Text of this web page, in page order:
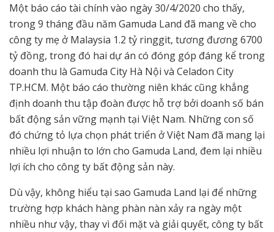
Một báo cáo tài chính vào ngày 30/4/2020 cho thấy,
trong 9 tháng đầu năm Gamuda Land đã mang về cho
công ty mẹ ở Malaysia 1.2 tỷ ringgit, tương đương 6700
tỷ đồng, trong đó hai dự án có đóng góp đáng kể trong
doanh thu là Gamuda City Hà Nội và Celadon City
TP.HCM. Một báo cáo thường niên khác cũng khẳng
định doanh thu tập đoàn được hỗ trợ bởi doanh số bán
bất động sản vững mạnh tại Việt Nam. Những con số
đó chứng tỏ lựa chọn phát triển ở Việt Nam đã mang lại
nhiều lợi nhuận to lớn cho Gamuda Land, đem lại nhiều
lợi ích cho công ty bất động sản này.
Dù vậy, không hiểu tại sao Gamuda Land lại để những
trường hợp khách hàng phàn nàn xảy ra ngày một
nhiều như vậy, thay vì đối mặt và giải quyết, công ty bất